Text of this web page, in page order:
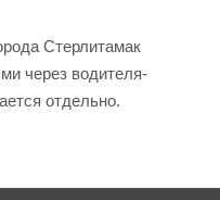
Стерлитамак
через водителя-
отдельно.